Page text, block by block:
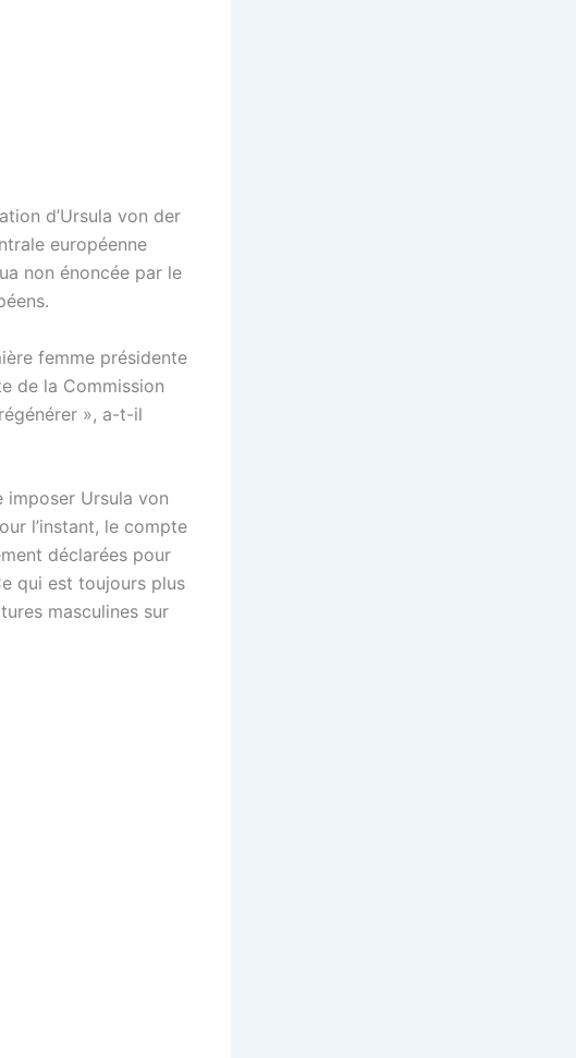
d’Ursula von der
européenne
non énoncée par le
femme présidente
de la Commission
», a-t-il
imposer Ursula von
l’instant, le compte
déclarées pour
qui est toujours plus
masculines sur